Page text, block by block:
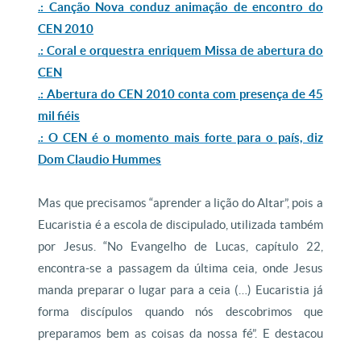
.: Canção Nova conduz animação de encontro do
CEN 2010
.: Coral e orquestra enriquem Missa de abertura do
CEN
.: Abertura do CEN 2010 conta com presença de 45
mil fiéis
.: O CEN é o momento mais forte para o país, diz
Dom Claudio Hummes
Mas que precisamos “aprender a lição do Altar”, pois a
Eucaristia é a escola de discipulado, utilizada também
por Jesus. “No Evangelho de Lucas, capítulo 22,
encontra-se a passagem da última ceia, onde Jesus
manda preparar o lugar para a ceia (…) Eucaristia já
forma discípulos quando nós descobrimos que
preparamos bem as coisas da nossa fé”. E destacou